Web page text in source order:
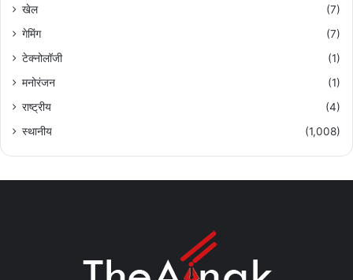
खेल
(7)
गेमिंग
(7)
टेक्नोलॉजी
(1)
मनोरंजन
(1)
राष्ट्रीय
(4)
स्थानीय
(1,008)